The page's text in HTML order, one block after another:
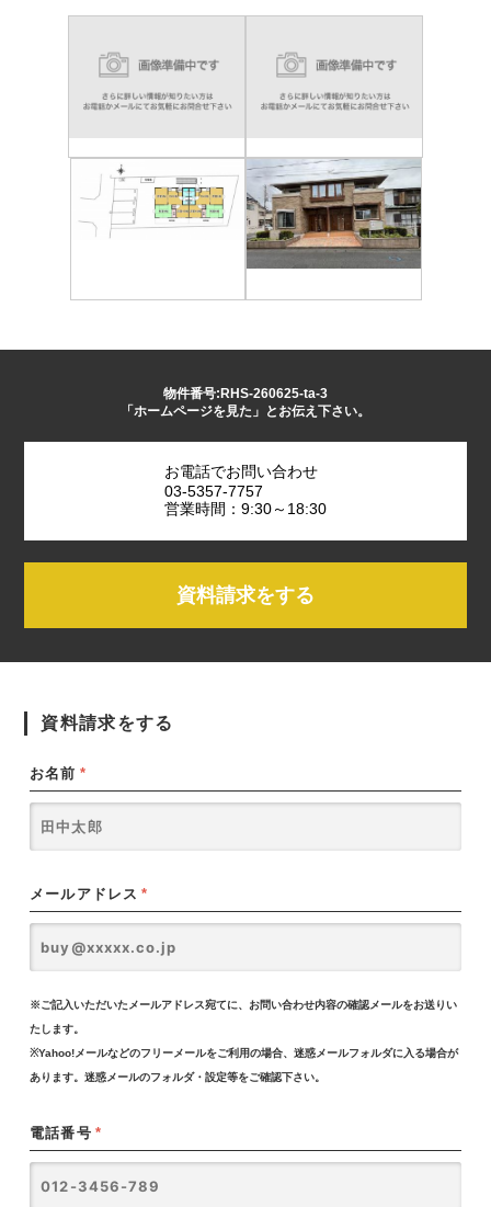
物件番号:RHS-260625-ta-3
「ホームページを見た」とお伝え下さい。
お電話でお問い合わせ
03-5357-7757
営業時間：9:30～18:30
資料請求をする
資料請求をする
お名前 *
メールアドレス *
※ご記入いただいたメールアドレス宛てに、お問い合わせ内容の確認メールをお送りい
たします。
※Yahoo!メールなどのフリーメールをご利用の場合、迷惑メールフォルダに入る場合が
あります。迷惑メールのフォルダ・設定等をご確認下さい。
電話番号 *